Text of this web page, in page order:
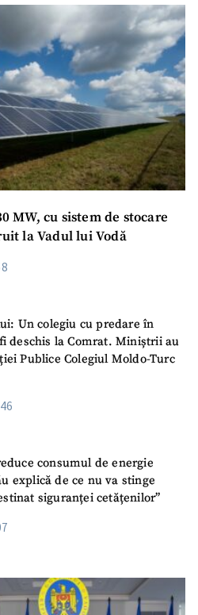
SUSȚINE
MW, cu sistem de stocare
la Vadul lui Vodă
Un colegiu cu predare în
deschis la Comrat. Miniștrii au
Publice Colegiul Moldo-Turc
consumul de energie
explică de ce nu va stinge
siguranței cetățenilor”